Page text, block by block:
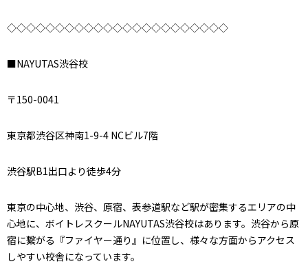
◇◇◇◇◇◇◇◇◇◇◇◇◇◇◇◇◇◇◇◇◇◇◇
■NAYUTAS渋谷校
〒150-0041
東京都渋谷区神南1-9-4 NCビル7階
渋谷駅B1出口より徒歩4分
東京の中心地、渋谷、原宿、表参道駅など駅が密集するエリアの中
心地に、ボイトレスクールNAYUTAS渋谷校はあります。渋谷から原
宿に繋がる『ファイヤー通り』に位置し、様々な方面からアクセス
しやすい校舎になっています。